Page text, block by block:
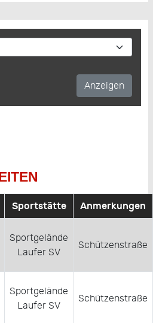
Sportstätte Anmerkungen
Sportgelände
Laufer SV
Schützenstraße
Sportgelände
Laufer SV
Schützenstraße